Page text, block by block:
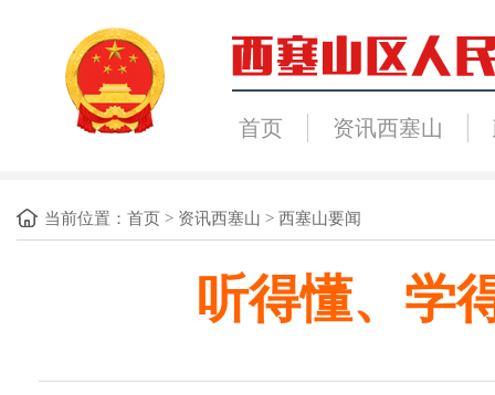
首页 资讯西塞山
当前位置： 首页 > 资讯西塞山 > 西塞山要闻
听得懂、学